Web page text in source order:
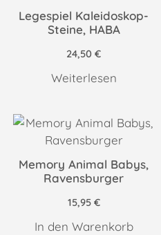
Legespiel Kaleidoskop-
Steine, HABA
24,50 €
Weiterlesen
Memory Animal Babys,
Ravensburger
15,95 €
In den Warenkorb